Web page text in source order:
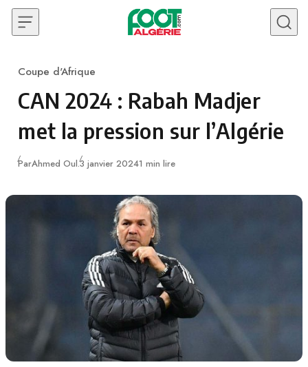
Skip to content
Category
Coupe d'Afrique
CAN 2024 : Rabah Madjer
met la pression sur l’Algérie
ParAhmed Oul.Publié
3 janvier 20241 min lire